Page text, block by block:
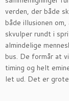
verden, der både
både illusionen
skvulper rundt i
almindelige
bus. De formår at
timing og helt
let ud. Det er